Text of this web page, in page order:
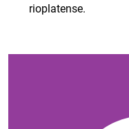
rioplatense.